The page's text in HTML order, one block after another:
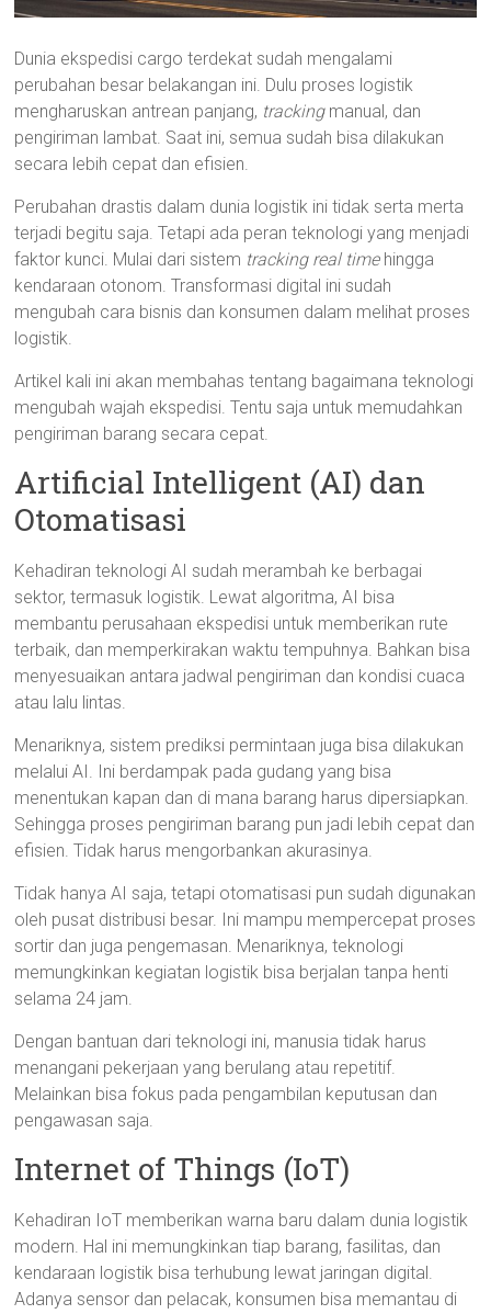
Dunia ekspedisi cargo terdekat sudah mengalami
perubahan besar belakangan ini. Dulu proses logistik
mengharuskan antrean panjang, tracking manual, dan
pengiriman lambat. Saat ini, semua sudah bisa dilakukan
secara lebih cepat dan efisien.
Perubahan drastis dalam dunia logistik ini tidak serta merta
terjadi begitu saja. Tetapi ada peran teknologi yang menjadi
faktor kunci. Mulai dari sistem tracking real time hingga
kendaraan otonom. Transformasi digital ini sudah
mengubah cara bisnis dan konsumen dalam melihat proses
logistik.
Artikel kali ini akan membahas tentang bagaimana teknologi
mengubah wajah ekspedisi. Tentu saja untuk memudahkan
pengiriman barang secara cepat.
Artificial Intelligent (AI) dan
Otomatisasi
Kehadiran teknologi AI sudah merambah ke berbagai
sektor, termasuk logistik. Lewat algoritma, AI bisa
membantu perusahaan ekspedisi untuk memberikan rute
terbaik, dan memperkirakan waktu tempuhnya. Bahkan bisa
menyesuaikan antara jadwal pengiriman dan kondisi cuaca
atau lalu lintas.
Menariknya, sistem prediksi permintaan juga bisa dilakukan
melalui AI. Ini berdampak pada gudang yang bisa
menentukan kapan dan di mana barang harus dipersiapkan.
Sehingga proses pengiriman barang pun jadi lebih cepat dan
efisien. Tidak harus mengorbankan akurasinya.
Tidak hanya AI saja, tetapi otomatisasi pun sudah digunakan
oleh pusat distribusi besar. Ini mampu mempercepat proses
sortir dan juga pengemasan. Menariknya, teknologi
memungkinkan kegiatan logistik bisa berjalan tanpa henti
selama 24 jam.
Dengan bantuan dari teknologi ini, manusia tidak harus
menangani pekerjaan yang berulang atau repetitif.
Melainkan bisa fokus pada pengambilan keputusan dan
pengawasan saja.
Internet of Things (IoT)
Kehadiran IoT memberikan warna baru dalam dunia logistik
modern. Hal ini memungkinkan tiap barang, fasilitas, dan
kendaraan logistik bisa terhubung lewat jaringan digital.
Adanya sensor dan pelacak, konsumen bisa memantau di